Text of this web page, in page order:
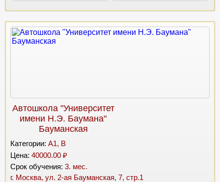
Автошкола "Университет
имени Н.Э. Баумана"
Бауманская
Категории: A1, B
Цена: 40000.00 ₽
Срок обучения: 3. мес.
г. Москва, ул. 2-ая Бауманская, 7, стр.1